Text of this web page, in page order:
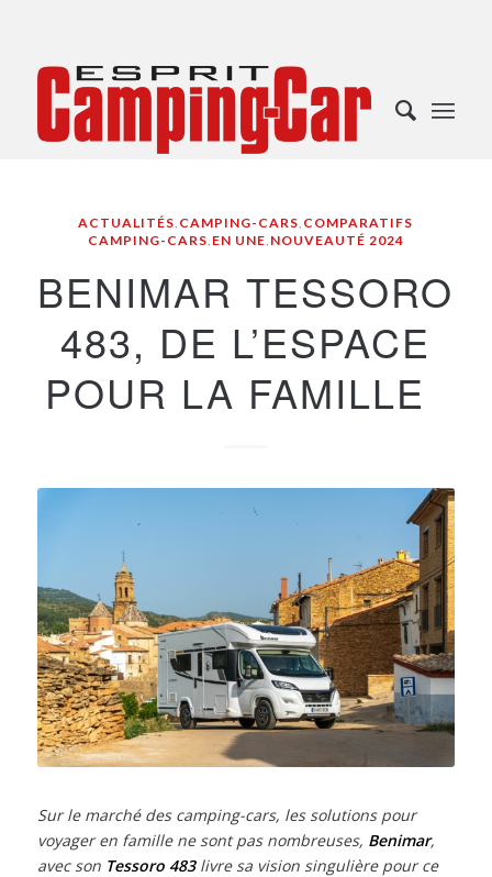
ACTUALITÉS, CAMPING-CARS, COMPARATIFS
CAMPING-CARS, EN UNE, NOUVEAUTÉ 2024
BENIMAR TESSORO
483, DE L’ESPACE
POUR LA FAMILLE
Sur le marché des camping-cars, les solutions pour
voyager en famille ne sont pas nombreuses, Benimar,
avec son Tessoro 483livre sa vision singulière pour ce